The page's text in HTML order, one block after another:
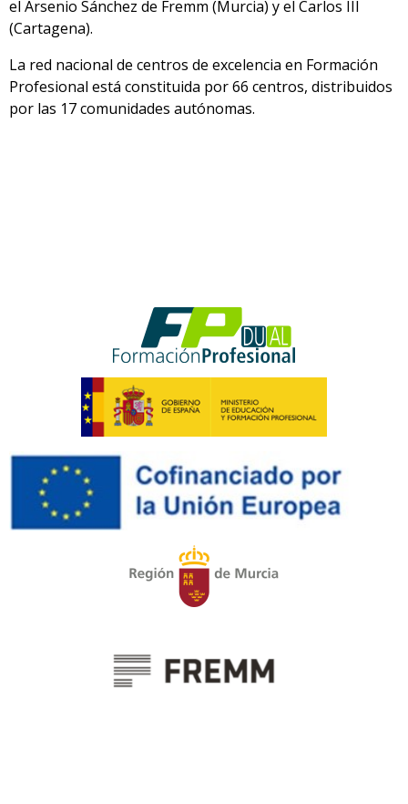
el Arsenio Sánchez de Fremm (Murcia) y el Carlos III
(Cartagena).
La red nacional de centros de excelencia en Formación
Profesional está constituida por 66 centros, distribuidos
por las 17 comunidades autónomas.